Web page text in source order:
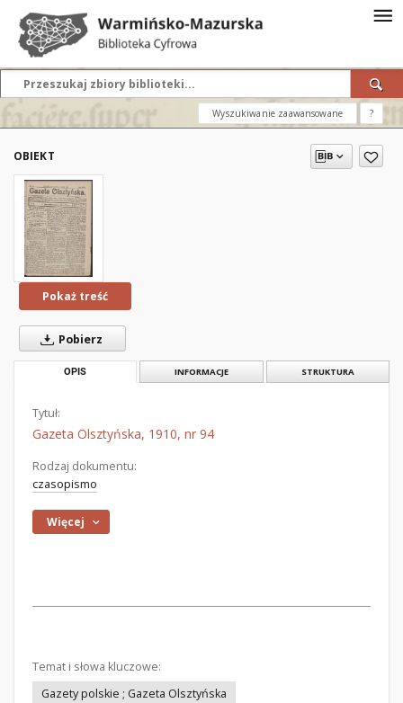
Wyszukiwanie zaawansowane ?
OBIEKT
Pokaż treść
Pobierz
OPIS INFORMACJE STRUKTURA
Tytuł:
Gazeta Olsztyńska, 1910, nr 94
Rodzaj dokumentu:
czasopismo
Więcej
Temat i słowa kluczowe:
Gazety polskie ; Gazeta Olsztyńska